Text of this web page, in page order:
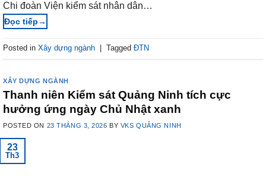
Chi đoàn Viện kiểm sát nhân dân…
→
Posted in Xây dựng ngành Tagged ĐTN
XÂY DỰNG NGÀNH
Thanh niên Kiểm sát Quảng Ninh tích cực
hưởng ứng ngày Chủ Nhật xanh
POSTED ON 23 THÁNG 3, 2026 BY VKS QUẢNG NINH
23
Th3